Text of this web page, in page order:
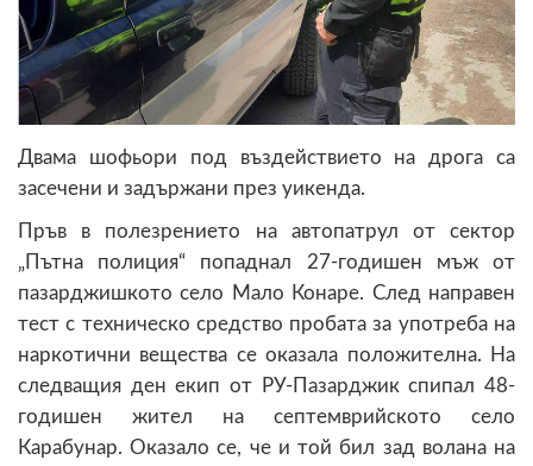
Двама шофьори под въздействието на дрога са
засечени и задържани през уикенда.
Пръв в полезрението на автопатрул от сектор
„Пътна полиция“ попаднал 27-годишен мъж от
пазарджишкото село Мало Конаре. След направен
тест с техническо средство пробата за употреба на
наркотични вещества се оказала положителна. На
следващия ден екип от РУ-Пазарджик спипал 48-
годишен жител на септемврийското село
Карабунар. Оказало се, че и той бил зад волана на